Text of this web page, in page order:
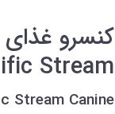
کنسرو
Stream
Stream Canine